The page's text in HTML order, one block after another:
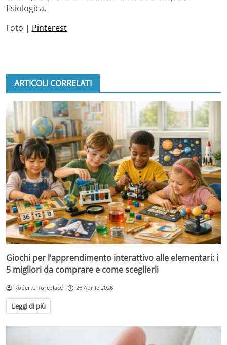
fisiologica.
Foto | Pinterest
ARTICOLI CORRELATI
Giochi per l’apprendimento interattivo alle elementari: i
5 migliori da comprare e come sceglierli
Roberto Torcolacci 26 Aprile 2026
Leggi di più